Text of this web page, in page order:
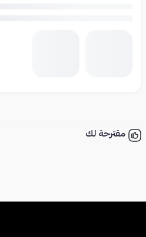
مقترحة لك